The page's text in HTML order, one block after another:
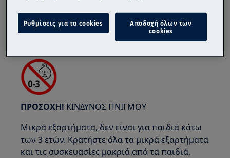
Πριν από οποιαδήποτε επισκευή ή συντήρηση,
βεβαιωθείτε ότι η συσκευή δεν είναι ζεστή.
ΠΡΟΣΟΧΗ! ΚΙΝΔΥΝΟΣ ΠΝΙΓΜΟΥ
Μικρά εξαρτήματα, δεν είναι για παιδιά κάτω
των 3 ετών. Κρατήστε όλα τα μικρά εξαρτήματα
και τις συσκευασίες μακριά από τα παιδιά.
Ρυθμίσεις για τα cookies
Αποδοχή όλων των
cookies